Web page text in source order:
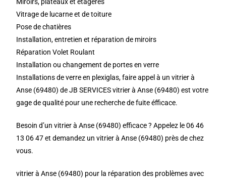
Vitrage de lucarne et de toiture
Pose de chatières
Installation, entretien et réparation de miroirs
Réparation Volet Roulant
Installation ou changement de portes en verre
Installations de verre en plexiglas, faire appel à un vitrier à
Anse (69480) de JB SERVICES vitrier à Anse (69480) est votre
gage de qualité pour une recherche de fuite éfficace.
Besoin d’un vitrier à Anse (69480) efficace ? Appelez le 06 46
13 06 47 et demandez un vitrier à Anse (69480) près de chez
vous.
vitrier à Anse (69480) pour la réparation des problèmes avec